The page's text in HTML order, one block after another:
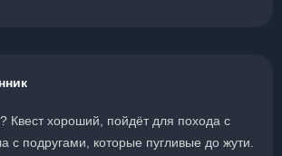
Квест хороший, пойдёт для похода с
с подругами, которые пугливые до жути.